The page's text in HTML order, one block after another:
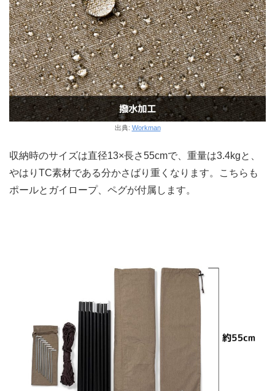
出典: Workman
収納時のサイズは直径13×長さ55cmで、重量は3.4kgと、
やはりTC素材である分かさばり重くなります。こちらも
ポールとガイロープ、ペグが付属します。